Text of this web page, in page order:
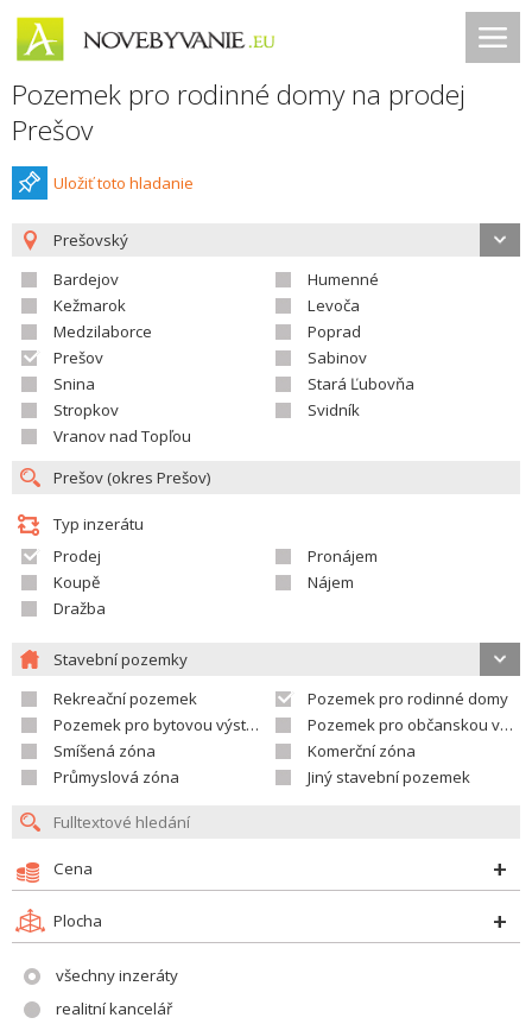
Pozemek pro rodinné domy na prodej
Prešov
Uložiť toto hladanie
Prešovský
Bardejov
Humenné
Kežmarok
Levoča
Medzilaborce
Poprad
Prešov
Sabinov
Snina
Stará Ľubovňa
Stropkov
Svidník
Vranov nad Topľou
Typ inzerátu
Prodej
Pronájem
Koupě
Nájem
Dražba
Stavební pozemky
Rekreační pozemek
Pozemek pro rodinné domy
Pozemek pro bytovou výstavbu
Pozemek pro občanskou vybavenost
Smíšená zóna
Komerční zóna
Průmyslová zóna
Jiný stavební pozemek
Cena
Plocha
všechny inzeráty
realitní kancelář